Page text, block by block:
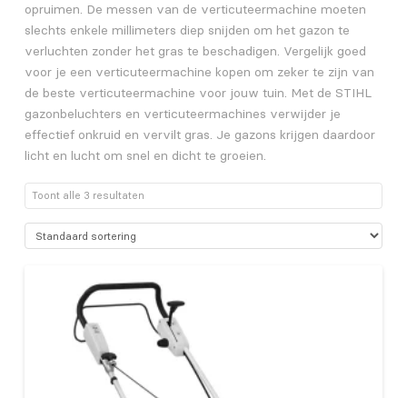
opruimen. De messen van de verticuteermachine moeten
slechts enkele millimeters diep snijden om het gazon te
verluchten zonder het gras te beschadigen. Vergelijk goed
voor je een verticuteermachine kopen om zeker te zijn van
de beste verticuteermachine voor jouw tuin. Met de STIHL
gazonbeluchters en verticuteermachines verwijder je
effectief onkruid en vervilt gras. Je gazons krijgen daardoor
licht en lucht om snel en dicht te groeien.
Toont alle 3 resultaten